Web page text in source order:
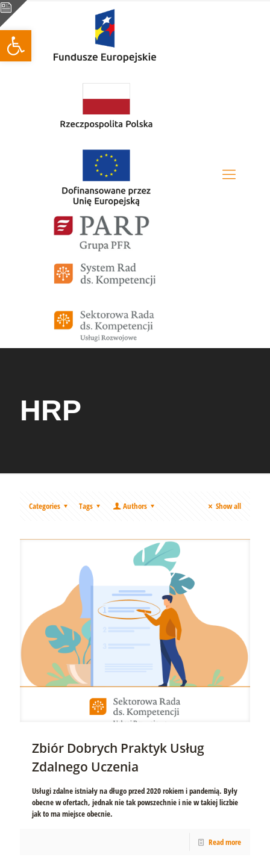
Otwórz pasek narzędzi
HRP
Categories Tags Authors Show all
Zbiór Dobrych Praktyk Usług
Zdalnego Uczenia
Usługi zdalne istniały na długo przed 2020 rokiem i pandemią. Były
obecne w ofertach, jednak nie tak powszechnie i nie w takiej liczbie
jak to ma miejsce obecnie.
Read more